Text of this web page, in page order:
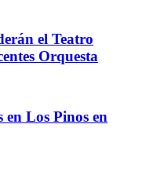
el Teatro
Orquesta
Los Pinos en